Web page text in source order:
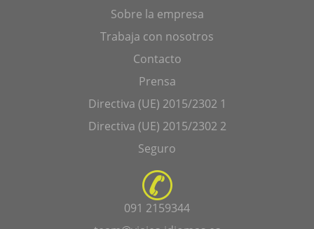
Sobre la empresa
Trabaja con nosotros
Contacto
Prensa
Directiva (UE) 2015/2302 1
Directiva (UE) 2015/2302 2
Seguro
091 2159344